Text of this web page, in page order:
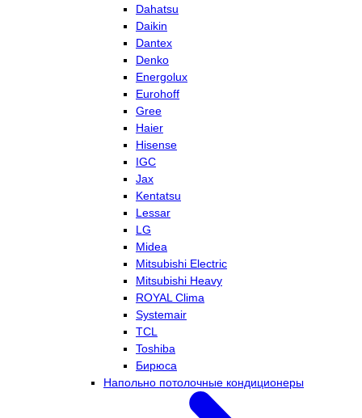
Dahatsu
Daikin
Dantex
Denko
Energolux
Eurohoff
Gree
Haier
Hisense
IGC
Jax
Kentatsu
Lessar
LG
Midea
Mitsubishi Electric
Mitsubishi Heavy
ROYAL Clima
Systemair
TCL
Toshiba
Бирюса
Напольно потолочные кондиционеры